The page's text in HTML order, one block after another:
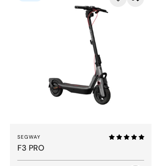
SEGWAY
F3 PRO